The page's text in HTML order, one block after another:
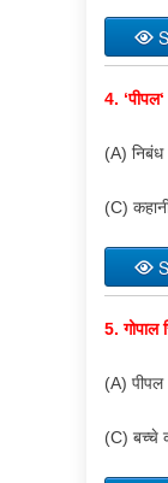
4. ‘पीपल‘
(A)
(C)
5.गोपाल
(A)
(C)